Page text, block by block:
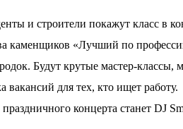
и строители покажут класс в
каменщиков «Лучший по
Будут крутые мастер-классы,
вакансий для тех, кто ищет работу.
концерта станет DJ